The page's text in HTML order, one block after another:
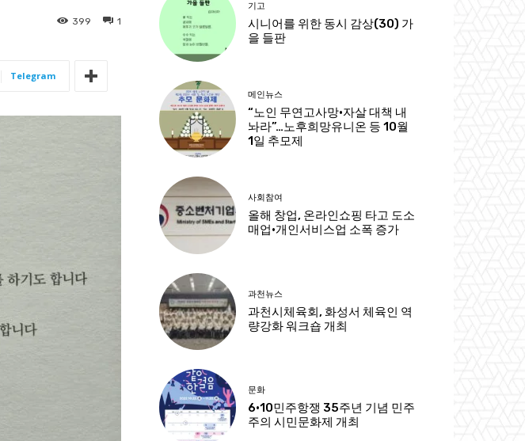
1
399
Telegram
기고
시니어를 위한 동시 감상(30) 가
을 들판
메인뉴스
“노인 무연고사망·자살 대책 내
놔라”…노후희망유니온 등 10월
1일 추모제
사회참여
올해 창업, 온라인쇼핑 타고 도소
매업·개인서비스업 소폭 증가
과천뉴스
과천시체육회, 화성서 체육인 역
량강화 워크숍 개최
문화
6·10민주항쟁 35주년 기념 민주
주의 시민문화제 개최